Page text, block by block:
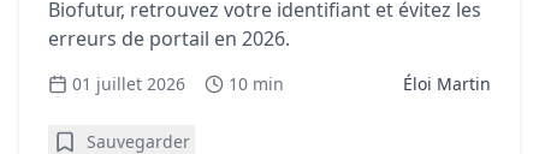
Biofutur, retrouvez votre identifiant et évitez les
erreurs de portail en 2026.
01 juillet 2026 10 min Éloi Martin
Sauvegarder